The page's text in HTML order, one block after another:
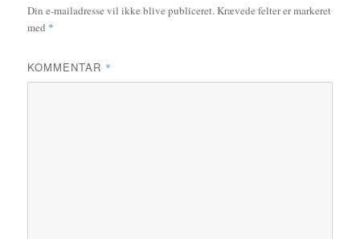
Din e-mailadresse vil ikke blive publiceret. Krævede felter er markeret
med *
KOMMENTAR *